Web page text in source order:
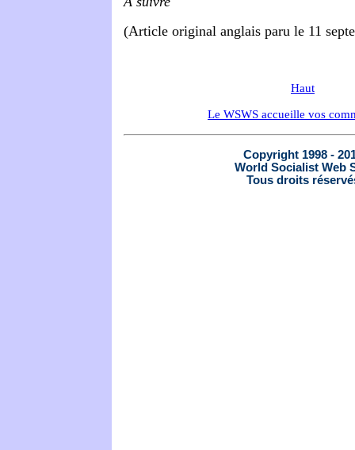
(Article original anglais paru le 11
Haut
Le WSWS accueille vos
Copyright 1998 -
World Socialist Web
Tous droits